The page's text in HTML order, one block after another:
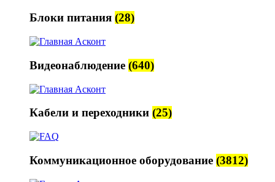
Блоки питания (28)
Видеонаблюдение (640)
Кабели и переходники (25)
Коммуникационное оборудование (3812)